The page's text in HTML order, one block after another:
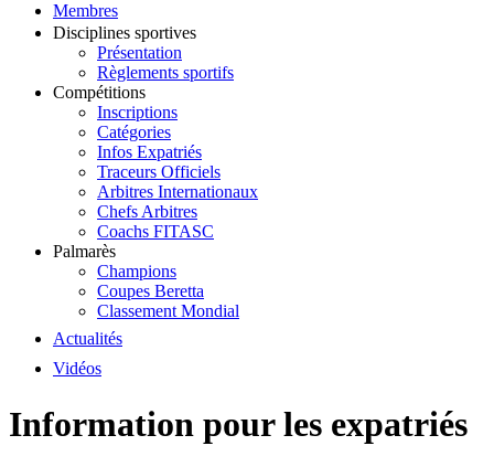
Membres
Disciplines sportives
Présentation
Règlements sportifs
Compétitions
Inscriptions
Catégories
Infos Expatriés
Traceurs Officiels
Arbitres Internationaux
Chefs Arbitres
Coachs FITASC
Palmarès
Champions
Coupes Beretta
Classement Mondial
Actualités
Vidéos
Information pour les expatriés